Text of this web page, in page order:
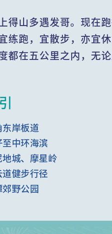
得山多遇发哥。现在
练跑，宜散步，亦宜
都在五公里之内，无
东岸板道
至中环海滨
地城、摩星岭
道健步行径
郊野公园